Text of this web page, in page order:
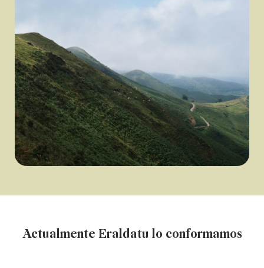
Actualmente Eraldatu lo conformamos